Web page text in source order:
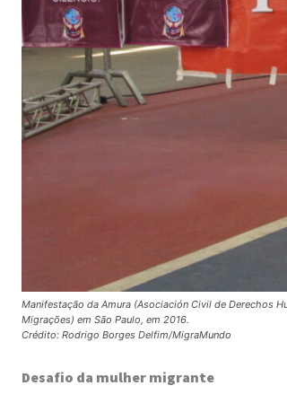
Manifestação da Amura (Asociación Civil de Derechos
Migrações) em São Paulo, em 2016.
Crédito: Rodrigo Borges Delfim/MigraMundo
Desafio da mulher migrante